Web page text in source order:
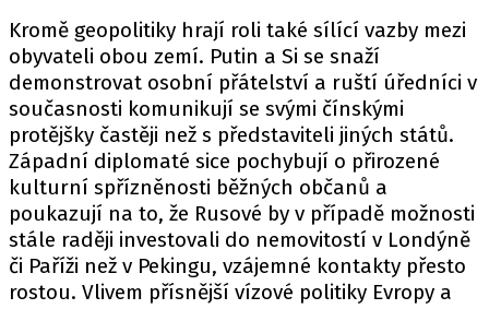
Kromě geopolitiky hrají roli také sílící vazby mezi
obyvateli obou zemí. Putin a Si se snaží
demonstrovat osobní přátelství a ruští úředníci v
současnosti komunikují se svými čínskými
protějšky častěji než s představiteli jiných států.
Západní diplomaté sice pochybují o přirozené
kulturní spřízněnosti běžných občanů a
poukazují na to, že Rusové by v případě možnosti
stále raději investovali do nemovitostí v Londýně
či Paříži než v Pekingu, vzájemné kontakty přesto
rostou. Vlivem přísnější vízové politiky Evropy a